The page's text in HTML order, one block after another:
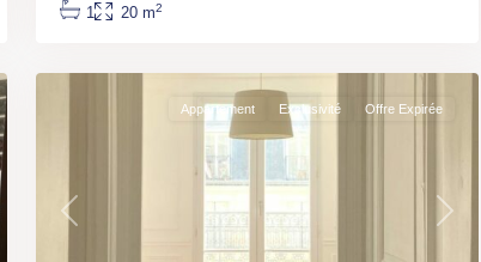
1 20 m2
Paris
Previous Next
Appartement Exclusivité Offre Expirée